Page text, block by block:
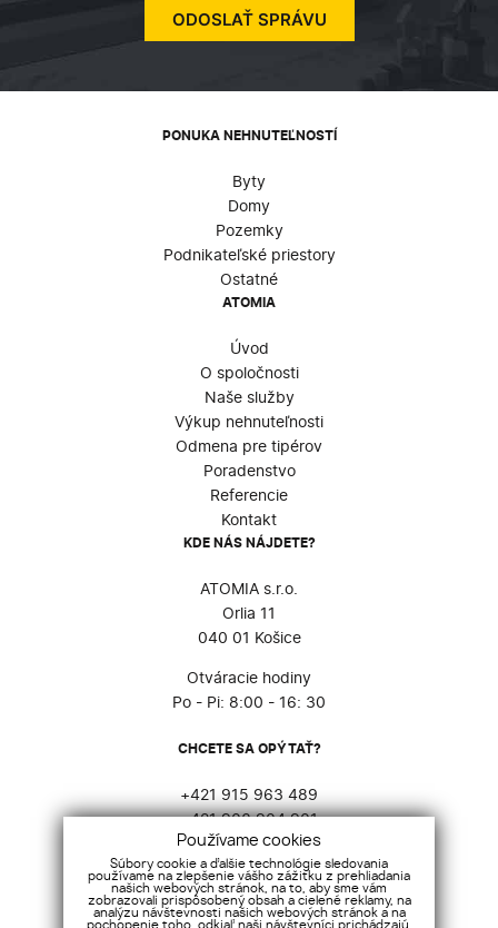
Používame cookies
Súbory cookie a ďalšie technológie sledovania
používame na zlepšenie vášho zážitku z prehliadania
našich webových stránok, na to, aby sme vám
zobrazovali prispôsobený obsah a cielené reklamy, na
analýzu návštevnosti našich webových stránok a na
pochopenie toho, odkiaľ naši návštevníci prichádzajú.
PONUKA NEHNUTEĽNOSTÍ
Byty
Domy
Pozemky
Podnikateľské priestory
Ostatné
ATOMIA
Úvod
O spoločnosti
Naše služby
Výkup nehnuteľnosti
Odmena pre tipérov
Poradenstvo
Referencie
Kontakt
KDE NÁS NÁJDETE?
ATOMIA s.r.o.
Orlia 11
040 01 Košice
Otváracie hodiny
Po - Pi: 8:00 - 16: 30
CHCETE SA OPÝTAŤ?
+421 915 963 489
+421 903 904 901
atomia@atomia.sk
SOCIÁLNE SIETE